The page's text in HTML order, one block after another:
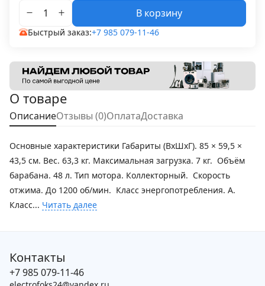
В корзину
Быстрый заказ:+7 985 079-11-46
О товаре
ОписаниеОтзывы (0)ОплатаДоставка
Основные характеристики Габариты (ВхШхГ). 85 × 59,5 ×
43,5 см. Вес. 63,3 кг. Максимальная загрузка. 7 кг. Объём
барабана. 48 л. Тип мотора. Коллекторный. Скорость
отжима. До 1200 об/мин. Класс энергопотребления. A.
Класс... Читать далее
Контакты
+7 985 079-11-46